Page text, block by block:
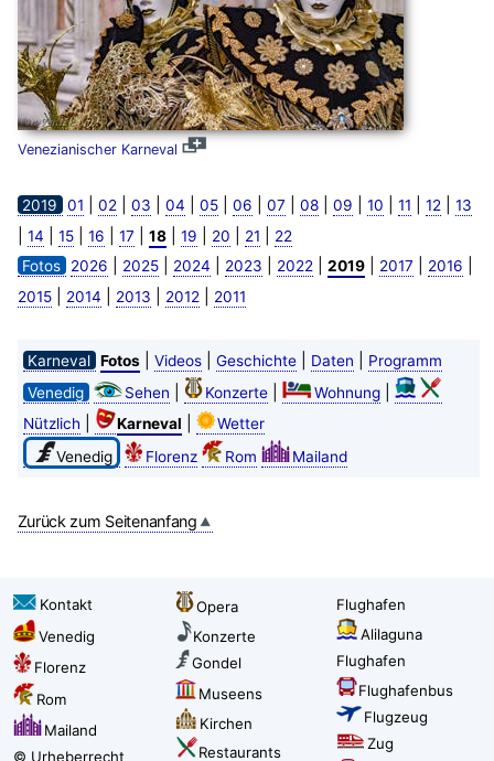
Venezianischer Karneval
2019 01 02 03 04 05| 06 07 08| 09 10 11 12 13
14 15| 16 17 18| 19 20 21
22
Fotos
2026 2025| 2024 2023 2022 2019| 2017 2016
2015| 2014 2013 2012 2011
Karneval Fotos| Videos| Geschichte| Daten
Programm
Venedig
Sehen Konzerte| Wohnung|
Nützlich Karneval
Wetter
Venedig
Florenz Rom Mailand
Zurück zum Seitenanfang
Kontakt
Venedig
Florenz
Rom
Mailand
© Urheberrecht
Opera
Konzerte
Gondel
Museens
Kirchen
Restaurants
Flughafen
Alilaguna
Flughafen
Flughafenbus
Flugzeug
Zug